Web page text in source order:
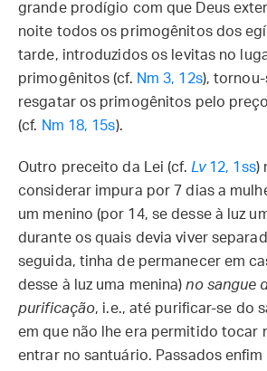
grande prodígio com que Deus
noite todos os primogênitos dos
tarde, introduzidos os levitas no
primogênitos (cf. Nm 3, 12s),
resgatar os primogênitos pelo
(cf. Nm 18, 15s).
Outro preceito da Lei (cf. Lv12, 1ss)
considerar impura por 7 dias a
um menino (por 14, se desse à luz
durante os quais devia viver
seguida, tinha de permanecer em
desse à luz uma menina)no sangue
purificação, i.e., até purificar-se do
em que não lhe era permitido tocar
entrar no santuário. Passados enfim